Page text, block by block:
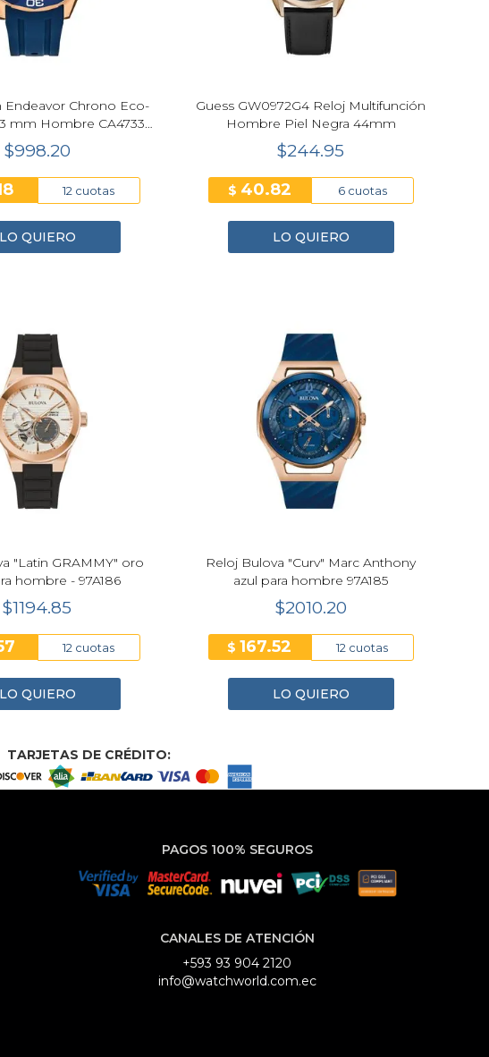
Endeavor Chrono Eco-
mm Hombre CA4733-
00L
$998.20
12 cuotas
LO QUIERO
Guess GW0972G4 Reloj Multifunción
Hombre Piel Negra 44mm
$244.95
$ 40.82 6 cuotas
LO QUIERO
"Latin GRAMMY" oro
hombre - 97A186
$1194.85
12 cuotas
LO QUIERO
Reloj Bulova "Curv" Marc Anthony
azul para hombre 97A185
$2010.20
$167.52 12 cuotas
LO QUIERO
TARJETAS DE CRÉDITO:
PAGOS 100% SEGUROS
CANALES DE ATENCIÓN
+593 93 904 2120
info@watchworld.com.ec